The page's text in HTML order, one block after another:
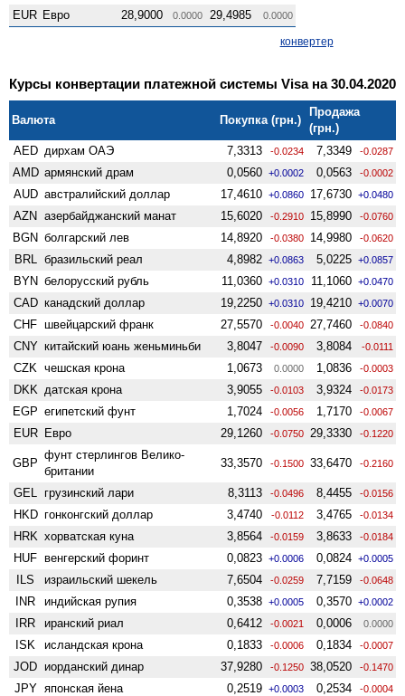
EUR Евро 28,9000 0.0000 29,4985 0.0000
конвертер
Курсы конвертации платежной системы Visa на 30.04.2020
Валюта Покупка (грн.)
Продажа
(грн.)
AED дирхам ОАЭ 7,3313 -0.0234 7,3349 -0.0287
AMD армянский драм 0,0560 +0.0002 0,0563 -0.0002
AUD австралийский доллар 17,4610 +0.0860 17,6730 +0.0480
AZN азербайджанский манат 15,6020 -0.2910 15,8990 -0.0760
BGN болгарский лев 14,8920 -0.0380 14,9980 -0.0620
BRL бразильский реал 4,8982 +0.0863 5,0225 +0.0857
BYN белорусский рубль 11,0360 +0.0310 11,1060 +0.0470
CAD канадский доллар 19,2250 +0.0310 19,4210 +0.0070
CHF швейцарский франк 27,5570 -0.0040 27,7460 -0.0840
CNY китайский юань женьминьби 3,8047 -0.0090 3,8084 -0.0111
CZK чешская крона 1,0673 0.0000 1,0836 -0.0003
DKK датская крона 3,9055 -0.0103 3,9324 -0.0173
EGP египетский фунт 1,7024 -0.0056 1,7170 -0.0067
EUR Евро 29,1260 -0.0750 29,3330 -0.1220
GBP
фунт стерлингов Велико­
британии
33,3570 -0.1500 33,6470 -0.2160
GEL грузинский лари 8,3113 -0.0496 8,4455 -0.0156
HKD гонконгский доллар 3,4740 -0.0112 3,4765 -0.0134
HRK хорватская куна 3,8564 -0.0159 3,8633 -0.0184
HUF венгерский форинт 0,0823 +0.0006 0,0824 +0.0005
ILS израильский шекель 7,6504 -0.0259 7,7159 -0.0648
INR индийская рупия 0,3538 +0.0005 0,3570 +0.0002
IRR иранский риал 0,6412 -0.0021 0,0006 0.0000
ISK исландская крона 0,1833 -0.0006 0,1834 -0.0007
JOD иорданский динар 37,9280 -0.1250 38,0520 -0.1470
JPY японская йена 0,2519 +0.0003 0,2534 -0.0004